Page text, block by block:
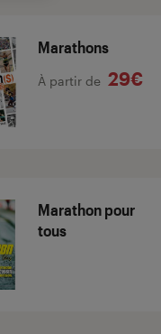
Marathons
À partir de 29€
Marathon pour
tous